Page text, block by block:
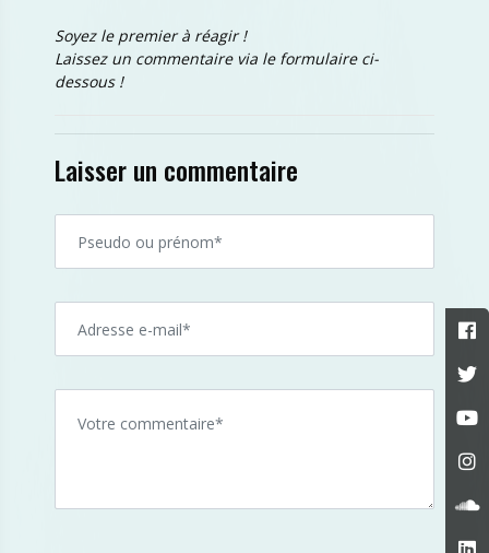
Soyez le premier à réagir !
Laissez un commentaire via le formulaire ci-
dessous !
Laisser un commentaire